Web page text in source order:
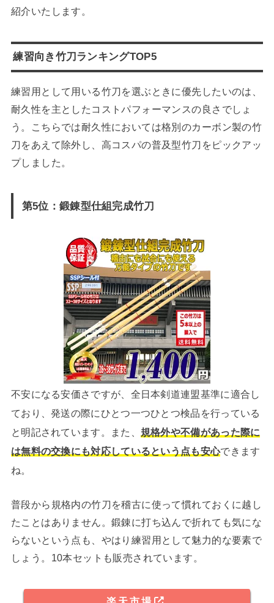
紹介いたします。
練習向き竹刀ランキングTOP5
練習用として用いる竹刀を選ぶときに優先したいのは、
耐久性を主としたコストパフォーマンスの良さでしょ
う。こちらでは耐久性においては格別のカーボン製の竹
刀をあえて除外し、高コスパの普及型竹刀をピックアッ
プしました。
第5位：鍛錬型仕組完成竹刀
不安になる安価さですが、全日本剣道連盟基準に適合し
ており、発送の際にひとつ一つひとつ検品を行っている
と明記されています。また、 規格外や不備があった際に
は無料の交換にも対応しているという点も安心できます
ね。
普段から規格内の竹刀を稽古に使って慣れておくに越し
たことはありません。鍛錬に打ち込んで折れても気にな
らないという点も、やはり練習用として魅力的な要素で
しょう。10本セットも販売されています。